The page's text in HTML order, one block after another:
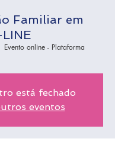
Familiar em
Evento online - Plataforma
está fechado
eventos